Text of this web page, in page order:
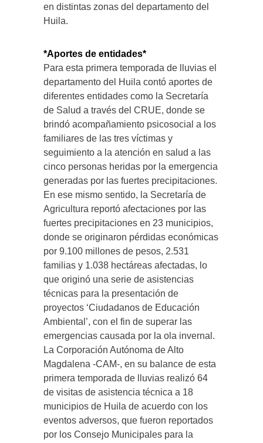
en distintas zonas del departamento del
Huila.
*Aportes de entidades*
Para esta primera temporada de lluvias el
departamento del Huila contó aportes de
diferentes entidades como la Secretaría
de Salud a través del CRUE, donde se
brindó acompañamiento psicosocial a los
familiares de las tres víctimas y
seguimiento a la atención en salud a las
cinco personas heridas por la emergencia
generadas por las fuertes precipitaciones.
En ese mismo sentido, la Secretaría de
Agricultura reportó afectaciones por las
fuertes precipitaciones en 23 municipios,
donde se originaron pérdidas económicas
por 9.100 millones de pesos, 2.531
familias y 1.038 hectáreas afectadas, lo
que originó una serie de asistencias
técnicas para la presentación de
proyectos ‘Ciudadanos de Educación
Ambiental’, con el fin de superar las
emergencias causada por la ola invernal.
La Corporación Autónoma de Alto
Magdalena -CAM-, en su balance de esta
primera temporada de lluvias realizó 64
de visitas de asistencia técnica a 18
municipios de Huila de acuerdo con los
eventos adversos, que fueron reportados
por los Consejo Municipales para la